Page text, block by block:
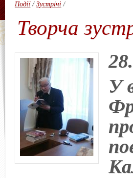
Події/ Зустрічі /
Творча
У